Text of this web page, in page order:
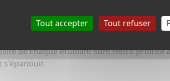
étudiants n'ont besoin de prévoir un
priorité
de chaque étudiant sont notre
s'épanouir.
Tout accepter Tout refuser